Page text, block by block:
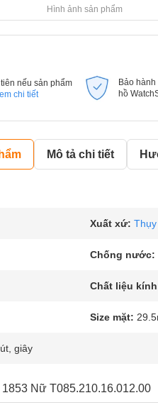
Hình ảnh sản phẩm
nếu sản phẩm
chi tiết
Bảo hành
hồ
Mô tả chi tiết
Xuất xứ: Thụy
Chống nước:
Chất liệu
Size mặt:
giây
Nữ T085.210.16.012.00